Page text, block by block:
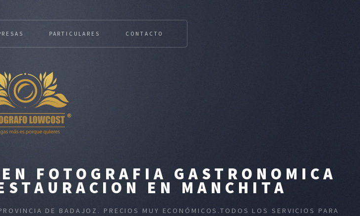
FOTOGRAFIA GASTRONOMICA
EN MANCHITA
DE BADAJOZ. PRECIOS MUY ECONÓMICOS.TODOS LOS SERVICIOS PARA
PARTICULARES CONTACTO